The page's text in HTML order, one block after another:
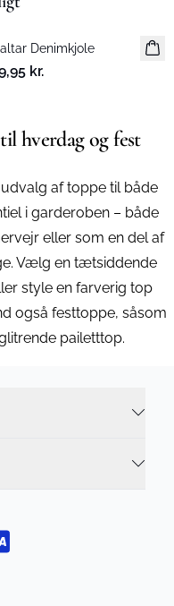
Denimkjole
kr.
hverdag og fest
af toppe til både
i garderoben – både
eller som en del af
Vælg en tætsiddende
style en farverig top
også festtoppe, såsom
pailetttop.